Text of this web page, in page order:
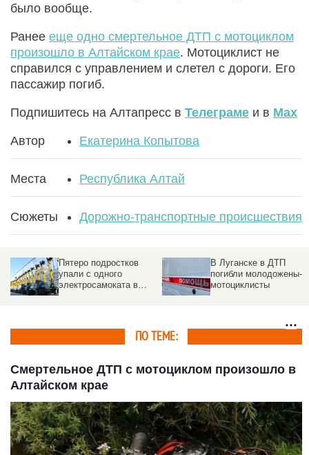
было вообще.
Ранее еще одно смертельное ДТП с мотоциклом
произошло в Алтайском крае. Мотоциклист не
справился с управлением и слетел с дороги. Его
пассажир погиб.
Подпишитесь на Алтапресс в Телеграме и в Max
Автор Екатерина Копытова
Места Республика Алтай
Сюжеты Дорожно-транспортные происшествия
Пятеро подростков
упали с одного
электросамоката в
В Луганске в ДТП
погибли молодожены-
мотоциклисты
ПО ТЕМЕ:
Смертельное ДТП с мотоциклом произошло в
Алтайском крае